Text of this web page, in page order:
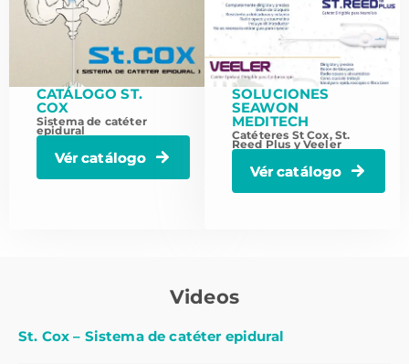
CATÁLOGO ST.
COX
Sistema de catéter
epidural
Vér catálogo
SOLUCIONES
SEAWON
MEDITECH
Catéteres St Cox, St.
Reed Plus y Veeler
Vér catálogo
Videos
St. Cox – Sistema de catéter epidural